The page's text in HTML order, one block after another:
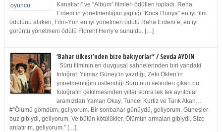
Kanatları” ve “Albüm” filmleri ödülleri topladı. Reha
Erdem’in yönetmenliğini yaptığı “Koca Dünya” en iyi film
ödülünü alırken, Film-Yön en iyi yönetmen ödülü Reha Erdem’e, en iyi
görüntü yönetmeni ödülü Florent Herry’e sunuldu. […]
‘Bahar ülkesi’nden bize bakıyorlar* / Sevda AYDIN
Sürü filminin en duygusal sahnelerinden biri yandaki
fotoğraf. Yılmaz Güney’in yazdığı, Zeki Ökten’in
yönetmenliğini üstlendiği Sürü’nün setinden çıkan bu
fotoğrafın çekilmesinden yıllar sonra tek tek ayrıldılar
aramızdan Yaman Okay, Tuncel Kurtiz ve Tarık Akan…
#”Ölümü gömdüm, geliyorum. Bir sonbahar günüydü, geliyorum. Güneşler
buz gibiydi, geliyorum. Ve bütün kötülükler. Ölümün armaları gibiydi. Size
anlatırım, geliyorum.” […]